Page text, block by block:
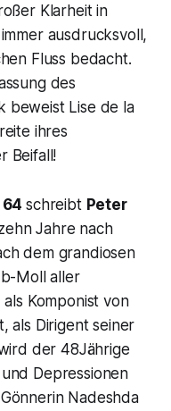
Klarheit in
ausdrucksvoll,
Fluss bedacht.
des
beweist Lise de la
ihres
Beifall!
64schreibt Peter
Jahre nach
dem grandiosen
Moll aller
Komponist von
als Dirigent seiner
der 48Jährige
Depressionen
Nadeshda